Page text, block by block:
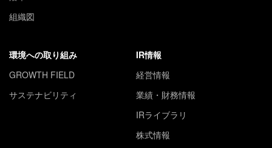
組織図
環境への取り組み
GROWTH FIELD
サステナビリティ
IR情報
経営情報
業績・財務情報
IRライブラリ
株式情報